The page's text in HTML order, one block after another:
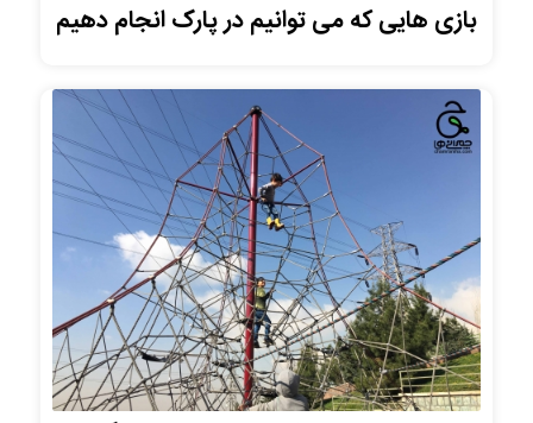
بازی هایی که می توانیم در پارک انجام دهیم